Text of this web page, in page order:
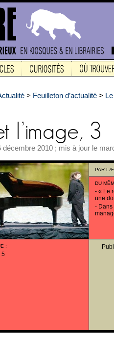
> Feuilleton d’actualité >
décembre 2010 ; mis à jour le
PAR
DU
- « Le
une
-
:
5